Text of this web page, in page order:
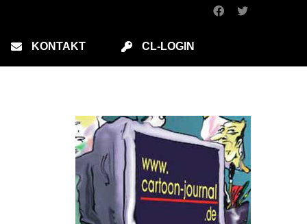
KONTAKT CL-LOGIN